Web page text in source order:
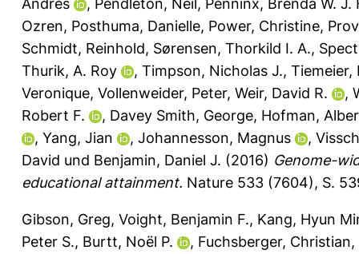
Andres
, Pendleton, Neil, Penninx, Brenda W. J.
Ozren, Posthuma, Danielle, Power, Christine,
Schmidt, Reinhold, Sørensen, Thorkild I. A.,
Thurik, A. Roy
, Timpson, Nicholas J., Tiemeier,
Veronique, Vollenweider, Peter, Weir, David R. ,
Robert F.
, Davey Smith, George, Hofman,
, Yang, Jian , Johannesson, Magnus ,
David und Benjamin, Daniel J. (2016) Genome-
educational attainment. Nature 533 (7604), S.
Gibson, Greg, Voight, Benjamin F., Kang, Hyun
Peter S., Burtt, Noël P. , Fuchsberger, Christian,